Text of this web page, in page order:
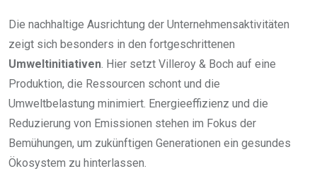
Die nachhaltige Ausrichtung der Unternehmensaktivitäten
zeigt sich besonders in den fortgeschrittenen
Umweltinitiativen. Hier setzt Villeroy & Boch auf eine
Produktion, die Ressourcen schont und die
Umweltbelastung minimiert. Energieeffizienz und die
Reduzierung von Emissionen stehen im Fokus der
Bemühungen, um zukünftigen Generationen ein gesundes
Ökosystem zu hinterlassen.